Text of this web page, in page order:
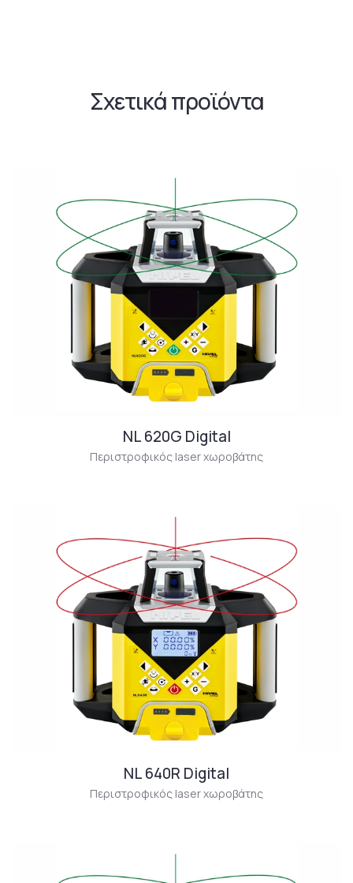
Σχετικά προϊόντα
NL 620G Digital
Περιστροφικός laser χωροβάτης
NL 640R Digital
Περιστροφικός laser χωροβάτης